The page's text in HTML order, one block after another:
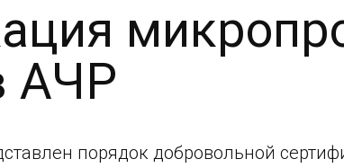
АЧР
порядок добровольной